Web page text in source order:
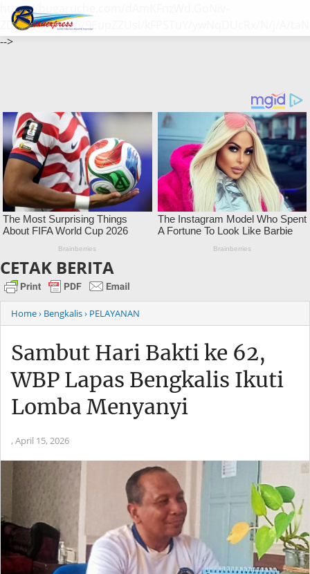
https://bugaruche.com/dAmKFnzWd.GoNiv-
ZDGvUM/DeFm/9EupZZUsl/kFPSTuY/ywNqDUcRx/N/j/A/
-->
CETAK BERITA
Home› Bengkalis› PELAYANAN
Sambut Hari Bakti ke 62,
WBP Lapas Bengkalis Ikuti
Lomba Menyanyi
, April 15, 2026